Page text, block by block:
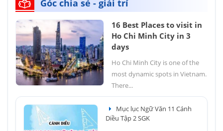
Góc chia sẻ - giải trí
16 Best Places to visit in
Ho Chi Minh City in 3
days
Ho Chi Minh City is one of the
most dynamic spots in Vietnam.
There...
Mục lục Ngữ Văn 11 Cánh
Diều Tập 2 SGK